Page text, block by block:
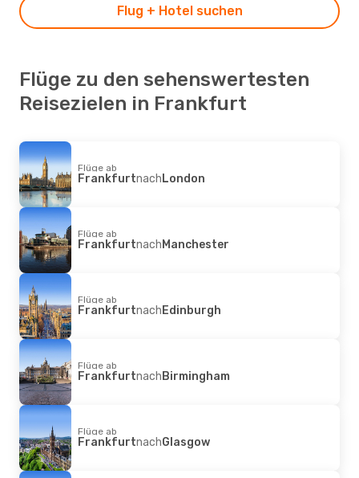
Flug + Hotel suchen
Flüge zu den sehenswertesten
Reisezielen in Frankfurt
Flüge ab
FrankfurtnachLondon
Flüge ab
FrankfurtnachManchester
Flüge ab
FrankfurtnachEdinburgh
Flüge ab
FrankfurtnachBirmingham
Flüge ab
FrankfurtnachGlasgow